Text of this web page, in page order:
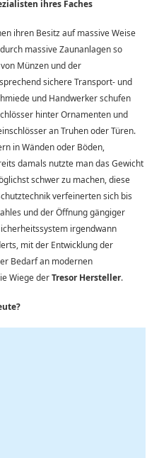
ihres Faches
ihren Besitz auf massive Weise
massive Zaunanlagen so
Münzen und der
sichere Transport- und
und Handwerker schufen
hinter Ornamenten und
an Truhen oder Türen.
in Wänden oder Böden,
damals nutzte man das Gewicht
schwer zu machen, diese
verfeinerten sich bis
und der Öffnung gängiger
irgendwann
mit der Entwicklung der
Bedarf an modernen
Wiege derTresor Hersteller.